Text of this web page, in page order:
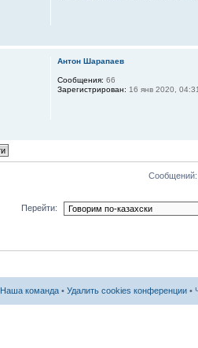
Антон Шарапаев
Сообщения: 66
Зарегистрирован: 16 янв 2020, 04:31
Сообщений:
Перейти:
Наша команда • Удалить cookies конференции •